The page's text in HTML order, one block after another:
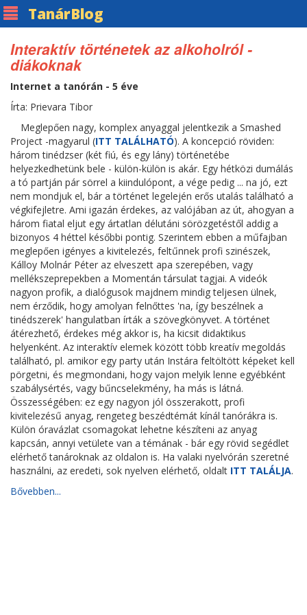
TanárBlog
Interaktív történetek az alkoholról -
diákoknak
Internet a tanórán - 5 éve
Írta: Prievara Tibor
Meglepően nagy, komplex anyaggal jelentkezik a Smashed
Project -magyarul (ITT TALÁLHATÓ). A koncepció röviden:
három tinédzser (két fiú, és egy lány) történetébe
helyezkedhetünk bele - külön-külön is akár. Egy hétközi dumálás
a tó partján pár sörrel a kiindulópont, a vége pedig ... na jó, ezt
nem mondjuk el, bár a történet legelején erős utalás található a
végkifejletre. Ami igazán érdekes, az valójában az út, ahogyan a
három fiatal eljut egy ártatlan délutáni sörözgetéstől addig a
bizonyos 4 héttel későbbi pontig. Szerintem ebben a műfajban
meglepően igényes a kivitelezés, feltűnnek profi szinészek,
Kálloy Molnár Péter az elveszett apa szerepében, vagy
mellékszeprepekben a Momentán társulat tagjai. A videók
nagyon profik, a dialógusok majdnem mindig teljesen ülnek,
nem érződik, hogy amolyan felnőttes 'na, így beszélnek a
tinédszerek' hangulatban írták a szövegkönyvet. A történet
átérezhető, érdekes még akkor is, ha kicsit didaktikus
helyenként. Az interaktív elemek között több kreatív megoldás
található, pl. amikor egy party után Instára feltöltött képeket kell
pörgetni, és megmondani, hogy vajon melyik lenne egyébként
szabálysértés, vagy bűncselekmény, ha más is látná.
Összességében: ez egy nagyon jól összerakott, profi
kivitelezésű anyag, rengeteg beszédtémát kínál tanórákra is.
Külön óravázlat csomagokat lehetne készíteni az anyag
kapcsán, annyi vetülete van a témának - bár egy rövid segédlet
elérhető tanároknak az oldalon is. Ha valaki nyelvórán szeretné
használni, az eredeti, sok nyelven elérhető, oldalt ITT TALÁLJA.
Bővebben...